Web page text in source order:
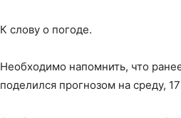
К слову о погоде.
Необходимо напомнить, что
поделился прогнозом на среду,